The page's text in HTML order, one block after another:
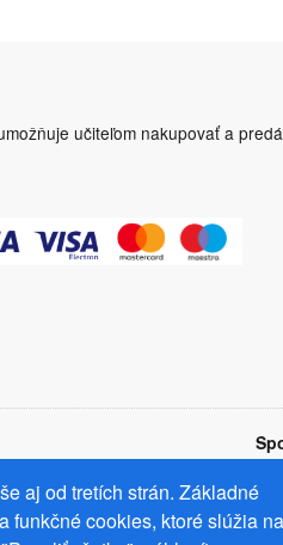
učiteľom nakupovať a
aj od tretích strán. Základné
funkčné cookies, ktoré slúžia na